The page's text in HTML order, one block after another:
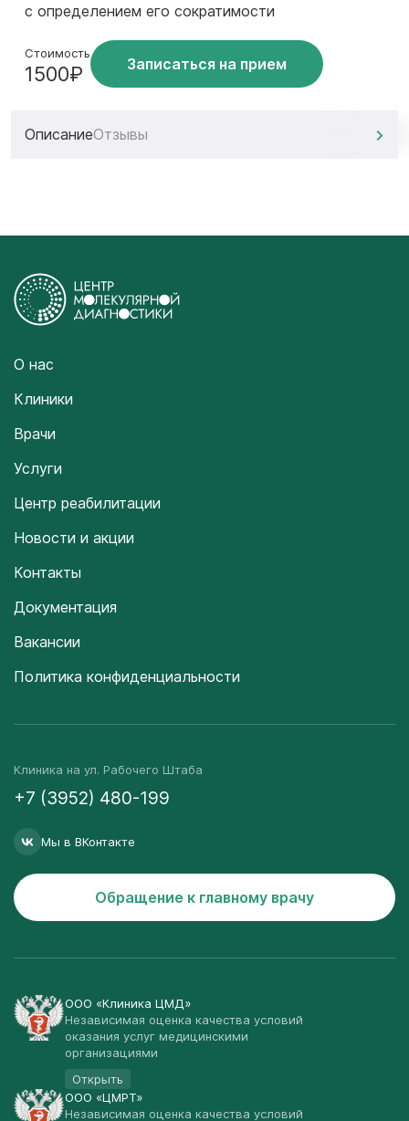
с определением его сократимости
Стоимость
1500₽ Записаться на прием
ОписаниеОтзывы
О нас
Клиники
Врачи
Услуги
Центр реабилитации
Новости и акции
Контакты
Документация
Вакансии
Политика конфиденциальности
Клиника на ул. Рабочего Штаба
+7 (3952) 480-199
Мы в ВКонтакте
Обращение к главному врачу
ООО «Клиника ЦМД»
Независимая оценка качества условий
оказания услуг медицинскими
организациями
Открыть
ООО «ЦМРТ»
Независимая оценка качества условий